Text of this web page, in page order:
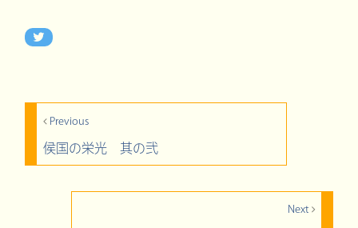
Previous
侯国の栄光 其の弐
Next